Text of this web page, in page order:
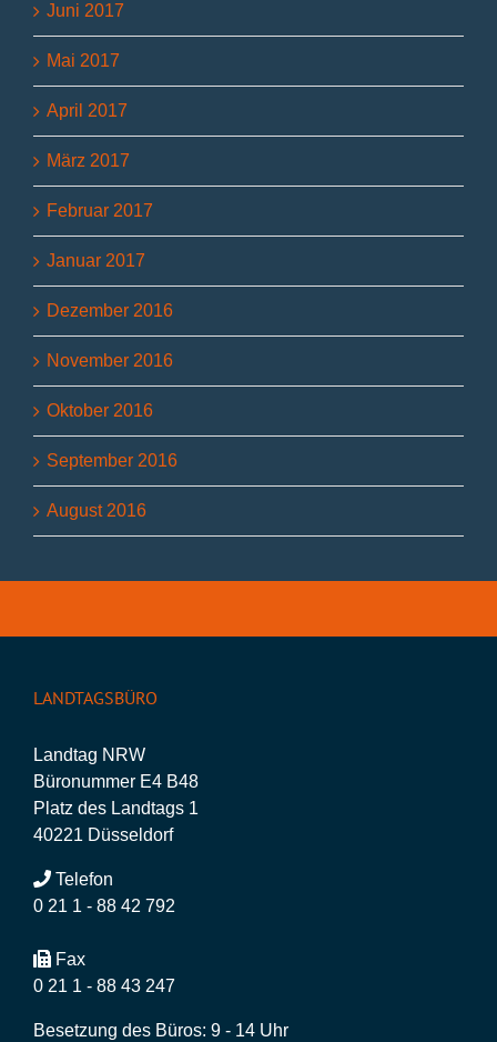
Juni 2017
Mai 2017
April 2017
März 2017
Februar 2017
Januar 2017
Dezember 2016
November 2016
Oktober 2016
September 2016
August 2016
LANDTAGSBÜRO
Landtag NRW
Büronummer E4 B48
Platz des Landtags 1
40221 Düsseldorf
Telefon
0 21 1 - 88 42 792
Fax
0 21 1 - 88 43 247
Besetzung des Büros: 9 - 14 Uhr